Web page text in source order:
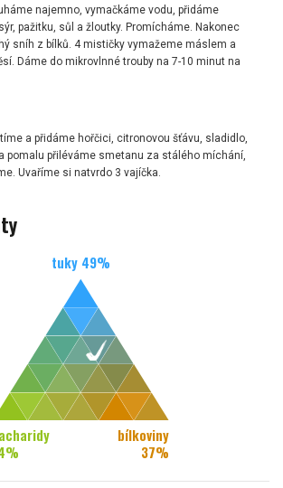
najemno, vymačkáme vodu, přidáme
pažitku, sůl a žloutky. Promícháme. Nakonec
sníh z bílků. 4 mističky vymažeme máslem a
Dáme do mikrovlnné trouby na 7-10 minut na
a přidáme hořčici, citronovou šťávu, sladidlo,
pomalu přiléváme smetanu za stálého míchání,
Uvaříme si natvrdo 3 vajíčka.
tuky 49%
%
bílkoviny
37%